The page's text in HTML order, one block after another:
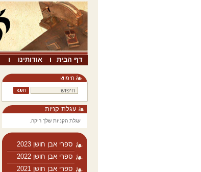
דף הבית אודותינו
עגלת קניות
עגלת הקניות שלך ריקה.
ספרי אבן חושן 2023
ספרי אבן חושן 2022
ספרי אבן חושן 2021